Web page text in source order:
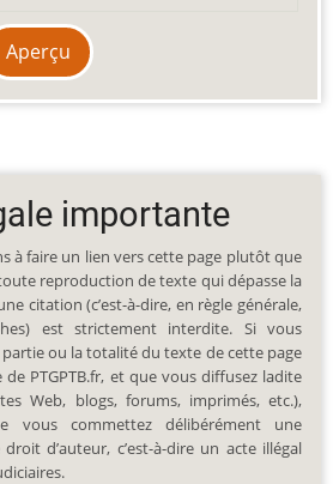
importante
à faire un lien vers cette page plutôt que
reproduction de texte qui dépasse la
citation (c’est-à-dire, en règle générale,
est strictement interdite. Si vous
ou la totalité du texte de cette page
de PTGPTB.fr, et que vous diffusez ladite
Web, blogs, forums, imprimés, etc.),
vous commettez délibérément une
d’auteur, c’est-à-dire un acte illégal